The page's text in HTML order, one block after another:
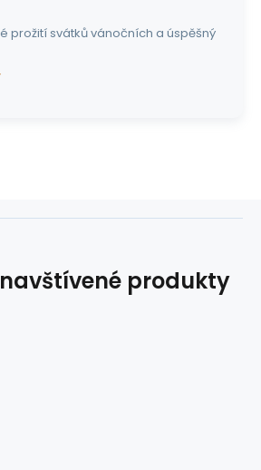
prožití svátků vánočních a úspěšný
produkty